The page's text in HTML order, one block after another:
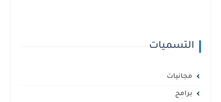
التسميات
مجانيات
برامج